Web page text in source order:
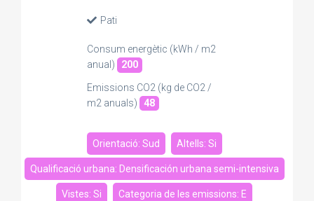
Pati
Consum energètic (kWh / m2
anual)
200
Emissions CO2 (kg de CO2 /
m2 anuals)
48
Orientació: Sud Altells: Si
Qualificació urbana: Densificación urbana semi-intensiva
Vistes: Si Categoria de les emissions: E